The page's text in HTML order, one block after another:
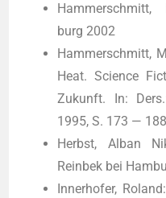
burg 2002
Ham­mer­schmitt,
Heat. Sci­ence
Zukunft. In:
1995, S. 173 — 188
Herbst, Alban
Rein­bek bei
Inner­ho­fer,